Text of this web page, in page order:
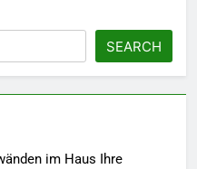
SEARCH
im Haus Ihre